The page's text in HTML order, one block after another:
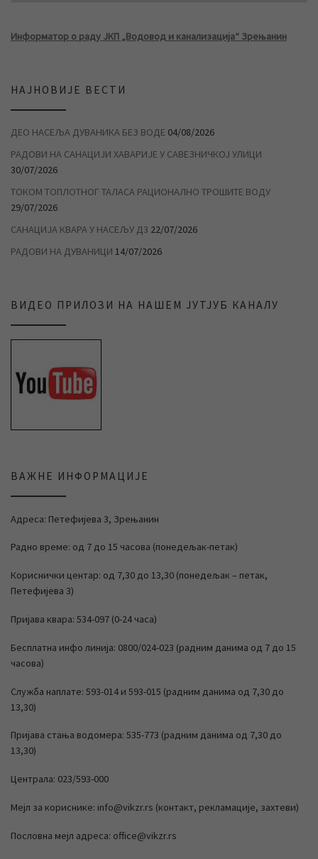
Информатор о раду ЈКП „Водовод и канализација“ Зрењанин
НАЈНОВИЈЕ ВЕСТИ
ДЕО НАСЕЉА ДУВАНИКА БЕЗ ВОДЕ 04/08/2026
РАДОВИ НА САНАЦИЈИ ХАВАРИЈЕ У САВЕЗНИЧКОЈ УЛИЦИ
30/07/2026
ТОКОМ ТОПЛОТНОГ ТАЛАСА РАЦИОНАЛНО ТРОШИТЕ ВОДУ
29/07/2026
САНАЦИЈА КВАРА У НАСЕЉУ Д3 22/07/2026
РАДОВИ НА ДУВАНИЦИ 14/07/2026
ВИДЕО ПРИЛОЗИ НА НАШЕМ ЈУТЈУБ КАНАЛУ
ВАЖНЕ ИНФОРМАЦИЈЕ
Адреса: Петефијева 3, Зрењанин
Радно време: од 7 до 15 часова (понедељак-петак)
Кориснички центар: од 7,30 до 13,30 (понедељак – петак,
Петефијева 3)
Пријава квара: 534-097 (0-24 часа)
Бесплатна инфо линија: 0800/024-023 (радним данима од 7 до 15
часова)
Служба наплате: 593-014 и 593-015 (радним данима од 7,30 до
13,30)
Пријава стања водомера: 535-773 (радним данима од 7,30 до
13,30)
Централа: 023/593-000
Мејл за кориснике: info@vikzr.rs (контакт, рекламације, захтеви)
Пословна мејл адреса: office@vikzr.rs